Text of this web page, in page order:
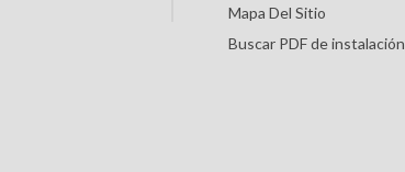
Mapa Del Sitio
Buscar PDF de instalación